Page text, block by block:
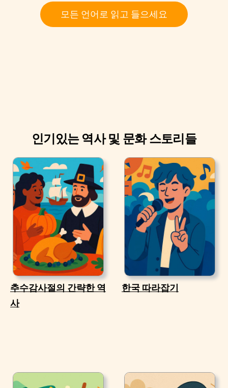
모든 언어로 읽고 들으세요
인기있는 역사 및 문화 스토리들
추수감사절의 간략한 역
사
한국 따라잡기